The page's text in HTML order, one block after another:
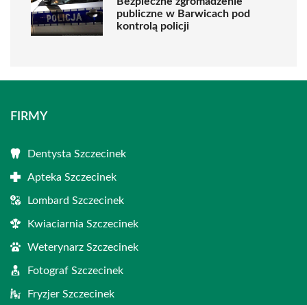
publiczne w Barwicach pod
kontrolą policji
FIRMY
Dentysta Szczecinek
Apteka Szczecinek
Lombard Szczecinek
Kwiaciarnia Szczecinek
Weterynarz Szczecinek
Fotograf Szczecinek
Fryzjer Szczecinek